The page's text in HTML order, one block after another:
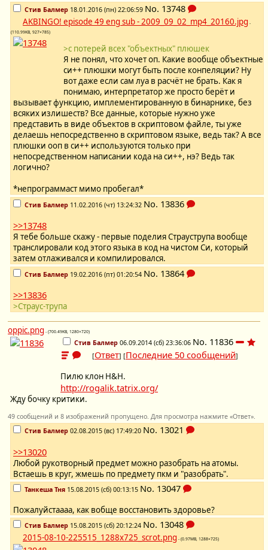
Стив Балмер 18.01.2016 (пн) 22:06:59 No. 13748
AKBINGO! episode 49 eng sub - 2009_09_02_mp4_20160.jpg -
(110.99KB, 927×785)
>с потерей всех "объектных" плюшек
Я не понял, что хочет оп. Какие вообще объектные
си++ плюшки могут быть после конпеляции? Ну
вот даже если сам луа в расчёт не брать. Как я
понимаю, интерпретатор же просто берёт и
вызывает функцию, имплементированную в бинарнике, без
всяких излишеств? Все данные, которые нужно уже
представить в виде объектов в скриптовом файле, ты уже
делаешь непосредственно в скриптовом языке, ведь так? А все
плюшки ооп в си++ используются только при
непосредственном написании кода на си++, нэ? Ведь так
логично?
*непрограммаст мимо пробегал*
Стив Балмер 11.02.2016 (чт) 13:24:32 No. 13836
>>13748
Я тебе больше скажу - первые поделия Страуструпа вообще
транслировали код этого языка в код на чистом Си, который
затем отлаживался и компилировался.
Стив Балмер 19.02.2016 (пт) 01:20:54 No. 13864
>>13836
>Страус-трупа
oppic.png - (700.49KB, 1280×720)
Стив Балмер 06.09.2014 (сб) 23:36:06 No. 11836
[Ответ] [Последние 50 сообщений]
Пилю клон H&H.
http://rogalik.tatrix.org/
Жду бочку критики.
49 сообщений и 8 изображений пропущено. Для просмотра нажмите «Ответ».
Стив Балмер 02.08.2015 (вс) 17:49:20 No. 13021
>>13020
Любой рукотворный предмет можно разобрать на атомы.
Встаешь в круг, жмешь по предмету пкм и "разобрать".
Танкеша Тня 15.08.2015 (сб) 00:13:15 No. 13047
Пожалуйстаааа, как вобще восстановить здоровье?
Стив Балмер 15.08.2015 (сб) 20:12:24 No. 13048
2015-08-10-225515_1288x725_scrot.png - (0.97MB, 1288×725)